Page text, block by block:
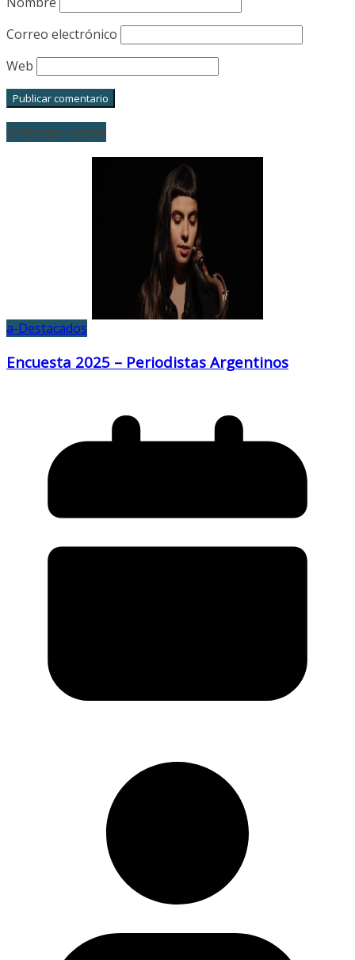
Correo electrónico
Web
Últimas notas
a-Destacados
Encuesta 2025 – Periodistas Argentinos